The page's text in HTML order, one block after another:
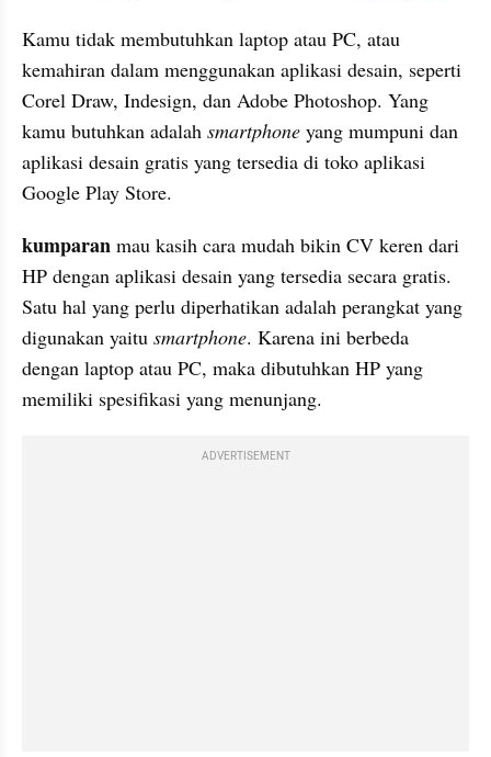
Kamu tidak membutuhkan laptop atau PC, atau
Corel Draw, Indesign, dan Adobe Photoshop. Yang
kamu butuhkan adalah smartphone yang mumpuni dan
aplikasi desain gratis yang tersedia di toko aplikasi
Google Play Store.
kumparan mau kasih cara mudah bikin CV keren dari
HP dengan aplikasi desain yang tersedia secara gratis.
Satu hal yang perlu diperhatikan adalah perangkat yang
digunakan yaitu smartphone. Karena ini berbeda
dengan laptop atau PC, maka dibutuhkan HP yang
memiliki spesifikasi yang menunjang.
ADVERTISEMENT